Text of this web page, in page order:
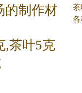
的制作材
,茶叶5克